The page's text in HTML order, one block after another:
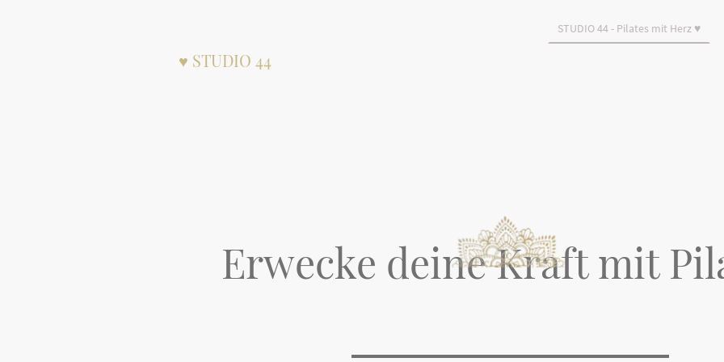
♥ STUDIO 44
STUDIO 44 - Pilates mit Herz ♥
Erwecke deine Kraft mit